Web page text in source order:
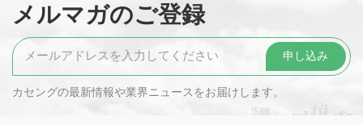
ント ソリューションは、さまざまな土壌に対応できます。
径 76mm、長さ 1000 ～ 3000mm、フランジ径 200mm また
は 220mm のアース アンカーです。 ポストの底部近くに取
り付けまたは取り付けられたアースネジ作業。適切な深さま
で打ち込むと、アーススクリューのらせん部分は、その上に
メルマガのご登録
カセングの最新情報や業界ニュースをお届けします。